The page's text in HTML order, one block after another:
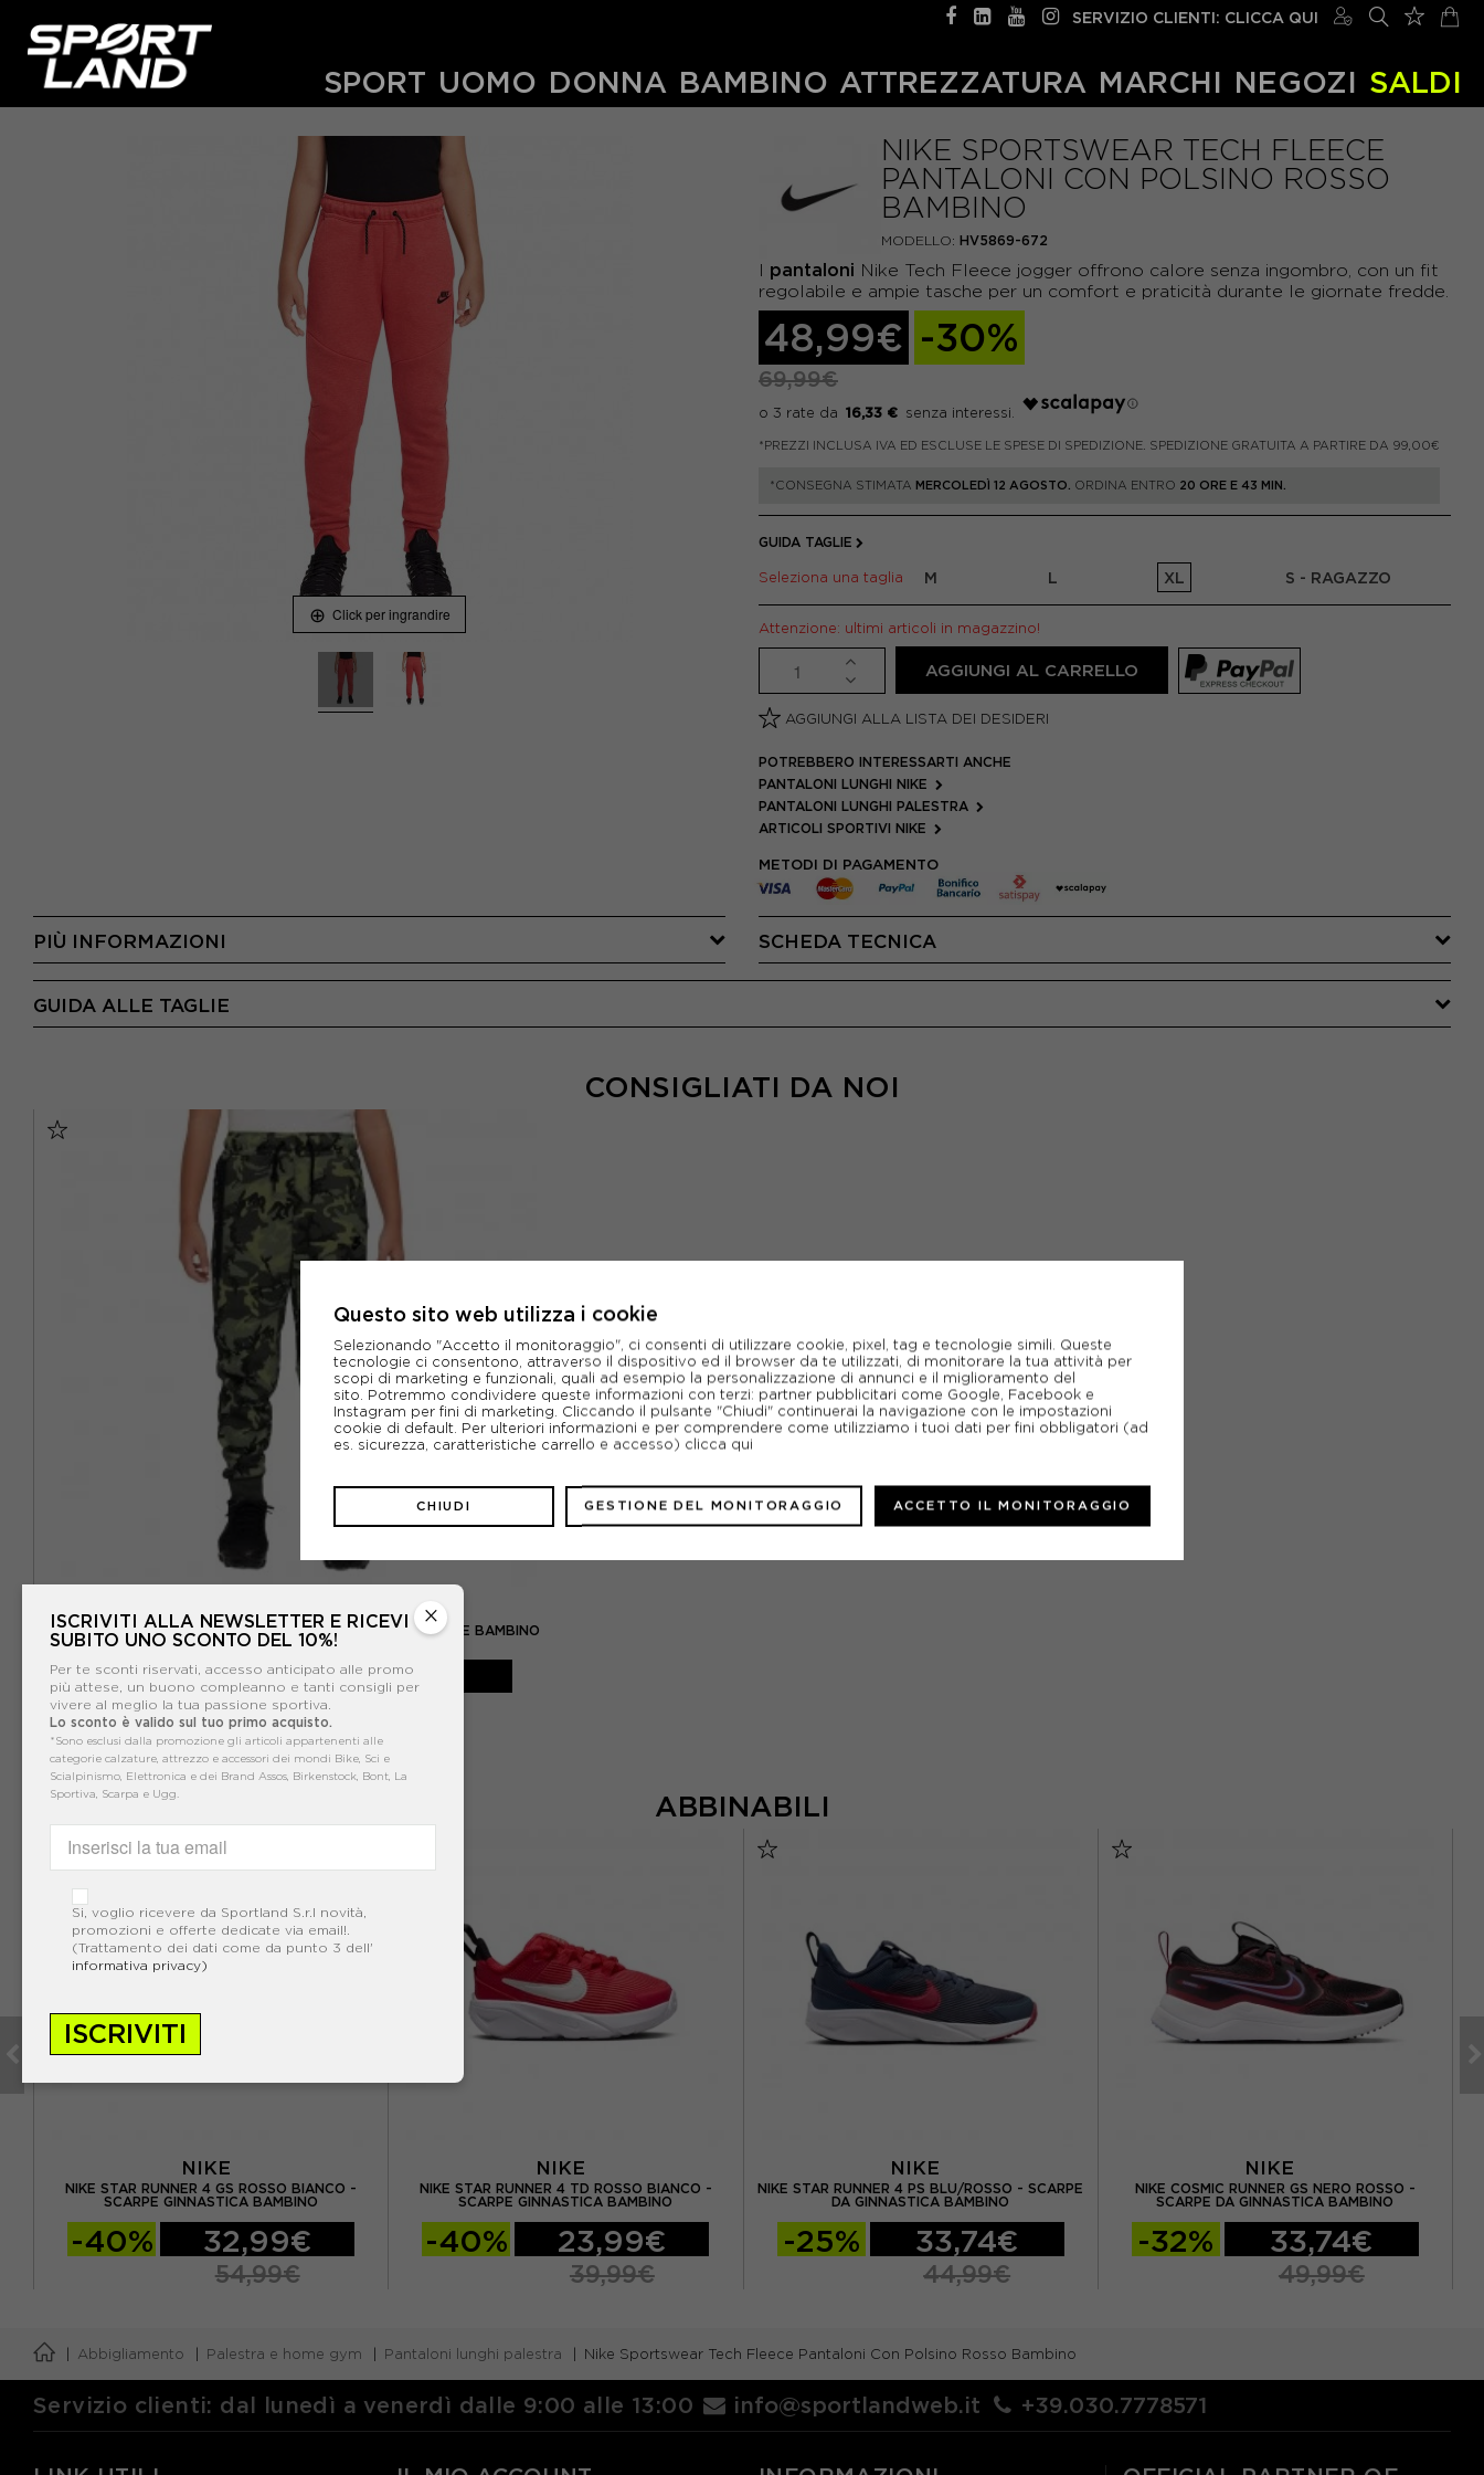
SERVIZIO CLIENTI: CLICCA QUI
SPORT UOMO DONNA BAMBINO ATTREZZATURA MARCHI NEGOZI SALDI
Click per ingrandire
NIKE SPORTSWEAR TECH FLEECE
PANTALONI CON POLSINO ROSSO
BAMBINO
MODELLO: HV5869-672
I pantaloni Nike Tech Fleece jogger offrono calore senza ingombro, con un fit
regolabile e ampie tasche per un comfort e praticità durante le giornate fredde.
48,99€ -30%
69,99€
16,33 €
*PREZZI INCLUSA IVA ED ESCLUSE LE SPESE DI SPEDIZIONE. SPEDIZIONE GRATUITA A PARTIRE DA 99,00€
*CONSEGNA STIMATA MERCOLEDÌ 12 AGOSTO. ORDINA ENTRO 20 ORE E 43 MIN.
GUIDA TAGLIE
Seleziona una taglia M L XL S - RAGAZZO
Attenzione: ultimi articoli in magazzino!
AGGIUNGI AL CARRELLO
AGGIUNGI ALLA LISTA DEI DESIDERI
POTREBBERO INTERESSARTI ANCHE
PANTALONI LUNGHI NIKE
PANTALONI LUNGHI PALESTRA
ARTICOLI SPORTIVI NIKE
METODI DI PAGAMENTO
PIÙ INFORMAZIONI SCHEDA TECNICA
GUIDA ALLE TAGLIE
CONSIGLIATI DA NOI
NIKE PANTALONI CON POLSINO TECH FLEECE CAMOUFLAGE BAMBINO
-40% 53,99€
89,99€
ABBINABILI
NIKE
NIKE STAR RUNNER 4 GS ROSSO BIANCO -
SCARPE GINNASTICA BAMBINO
-40% 32,99€
54,99€
NIKE
NIKE STAR RUNNER 4 TD ROSSO BIANCO -
SCARPE GINNASTICA BAMBINO
-40% 23,99€
39,99€
NIKE
NIKE STAR RUNNER 4 PS BLU/ROSSO - SCARPE
DA GINNASTICA BAMBINO
-25% 33,74€
44,99€
NIKE
NIKE COSMIC RUNNER GS NERO ROSSO -
SCARPE DA GINNASTICA BAMBINO
-32% 33,74€
49,99€
Abbigliamento Palestra e home gym Pantaloni lunghi palestra Nike Sportswear Tech Fleece Pantaloni Con Polsino Rosso Bambino
×
ISCRIVITI ALLA NEWSLETTER E RICEVI
SUBITO UNO SCONTO DEL 10%!
Per te sconti riservati, accesso anticipato alle promo
più attese, un buono compleanno e tanti consigli per
vivere al meglio la tua passione sportiva.
Lo sconto è valido sul tuo primo acquisto.
*Sono esclusi dalla promozione gli articoli appartenenti alle
categorie calzature, attrezzo e accessori dei mondi Bike, Sci e
Scialpinismo, Elettronica e dei Brand Assos, Birkenstock, Bont, La
Sportiva, Scarpa e Ugg.
Si, voglio ricevere da Sportland S.r.l novità,
promozioni e offerte dedicate via email!.
(Trattamento dei dati come da punto 3 dell'
informativa privacy)
ISCRIVITI
Servizio clienti: dal lunedì a venerdì dalle 9:00 alle 13:00 info@sportlandweb.it +39.030.7778571
Questo sito web utilizza i cookie
Selezionando "Accetto il monitoraggio", ci consenti di utilizzare cookie, pixel, tag e tecnologie simili. Queste
tecnologie ci consentono, attraverso il dispositivo ed il browser da te utilizzati, di monitorare la tua attività per
scopi di marketing e funzionali, quali ad esempio la personalizzazione di annunci e il miglioramento del
sito. Potremmo condividere queste informazioni con terzi: partner pubblicitari come Google, Facebook e
Instagram per fini di marketing. Cliccando il pulsante "Chiudi" continuerai la navigazione con le impostazioni
cookie di default. Per ulteriori informazioni e per comprendere come utilizziamo i tuoi dati per fini obbligatori (ad
es. sicurezza, caratteristiche carrello e accesso) clicca qui
CHIUDI GESTIONE DEL MONITORAGGIO ACCETTO IL MONITORAGGIO